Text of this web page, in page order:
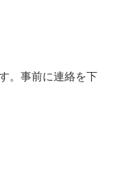
。事前に連絡を下